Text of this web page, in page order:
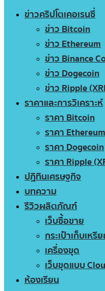
ข่าวคริปโตเคอเรนซี่
ข่าว Bitcoin
ข่าว Ethereum
ข่าว Binance
ข่าว Dogecoin
ข่าว Ripple
ราคาและการวิเคราะห์
ราคา Bitcoin
ราคา Ethereum
ราคา Dogecoin
ราคา Ripple
ปฏิทินเศรษฐกิจ
บทความ
รีวิวผลิตภัณฑ์
เว็บซื้อขาย
กระเป๋าเก็บเหรี
เครื่องขุด
เว็บขุดแบบ
ห้องเรียน